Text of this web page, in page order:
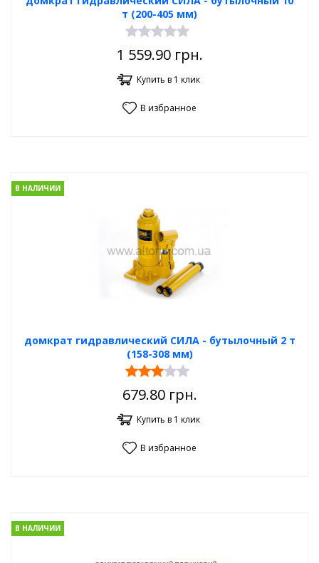
т (200-405 мм)
1 559.90грн.
Купить в 1 клик
В избранное
домкрат гидравлический СИЛА - бутылочный 2 т
(158-308 мм)
В НАЛИЧИИ
679.80грн.
Купить в 1 клик
В избранное
В НАЛИЧИИ